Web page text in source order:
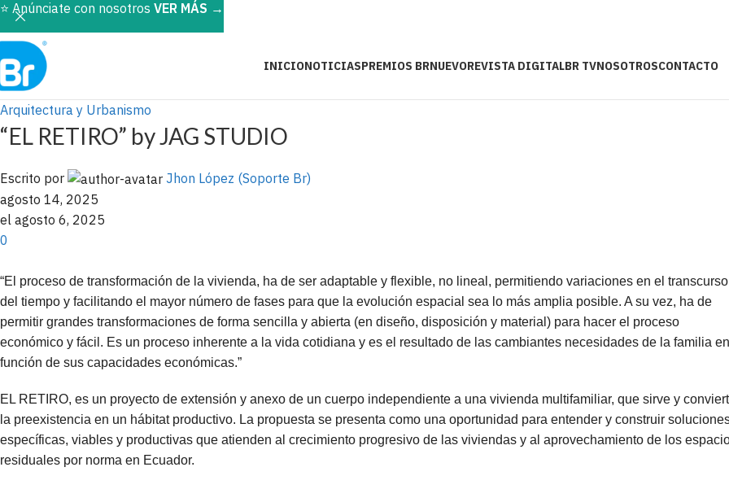
INICIONOTICIASPREMIOS BRNUEVOREVISTA DIGITALBR TVNOSOTROSCONTACTO
Arquitectura y Urbanismo
“EL RETIRO” by JAG STUDIO
Escrito por
Jhon López (Soporte Br)
agosto 14, 2025
el agosto 6, 2025
0
“El proceso de transformación de la vivienda, ha de ser adaptable y flexible, no lineal, permitiendo variaciones en el transcurso
del tiempo y facilitando el mayor número de fases para que la evolución espacial sea lo más amplia posible. A su vez, ha de
permitir grandes transformaciones de forma sencilla y abierta (en diseño, disposición y material) para hacer el proceso
económico y fácil. Es un proceso inherente a la vida cotidiana y es el resultado de las cambiantes necesidades de la familia en
función de sus capacidades económicas.”
EL RETIRO, es un proyecto de extensión y anexo de un cuerpo independiente a una vivienda multifamiliar, que sirve y
la preexistencia en un hábitat productivo. La propuesta se presenta como una oportunidad para entender y construir
específicas, viables y productivas que atienden al crecimiento progresivo de las viviendas y al aprovechamiento de los
residuales por norma en Ecuador.
⭐️ Anúnciate con nosotros VER MÁS →